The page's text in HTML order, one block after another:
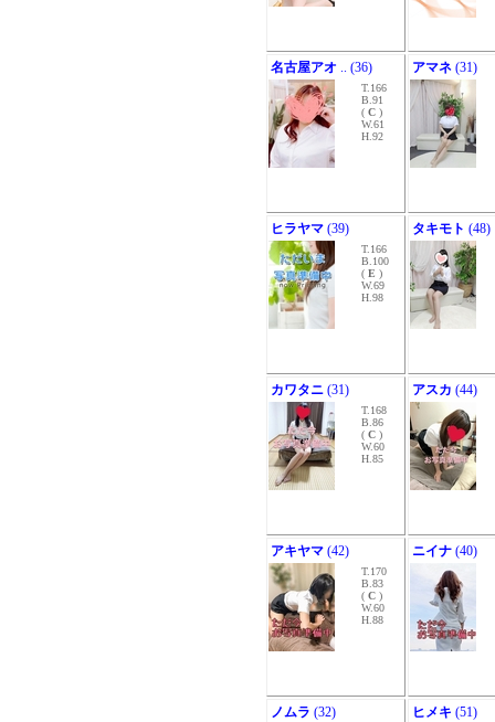
名古屋アオ .. (36)
T.166
B.91
( C )
W.61
H.92
アマネ (31)
ヒラヤマ (39)
T.166
B.100
( E )
W.69
H.98
タキモト (48)
カワタニ (31)
T.168
B.86
( C )
W.60
H.85
アスカ (44)
アキヤマ (42)
T.170
B.83
( C )
W.60
H.88
ニイナ (40)
ノムラ (32) ヒメキ (51)